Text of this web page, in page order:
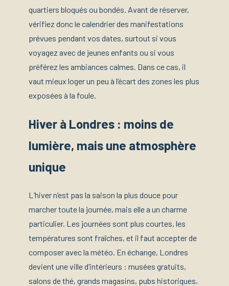
quartiers bloqués ou bondés. Avant de réserver,
vérifiez donc le calendrier des manifestations
prévues pendant vos dates, surtout si vous
voyagez avec de jeunes enfants ou si vous
préférez les ambiances calmes. Dans ce cas, il
vaut mieux loger un peu à l’écart des zones les plus
exposées à la foule.
Hiver à Londres : moins de
lumière, mais une atmosphère
unique
L’hiver n’est pas la saison la plus douce pour
marcher toute la journée, mais elle a un charme
particulier. Les journées sont plus courtes, les
températures sont fraîches, et il faut accepter de
composer avec la météo. En échange, Londres
devient une ville d’intérieurs : musées gratuits,
salons de thé, grands magasins, pubs historiques,